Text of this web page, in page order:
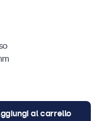
al carrello